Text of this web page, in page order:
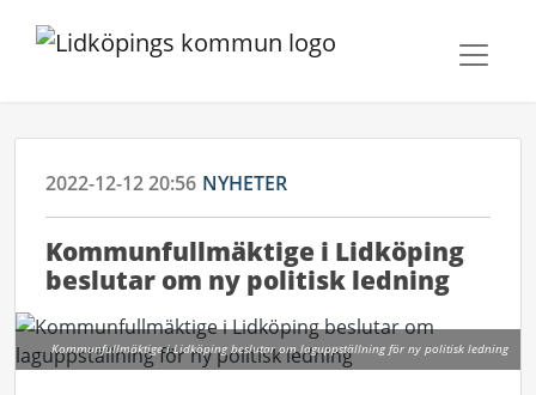
2022-12-12 20:56 NYHETER
Kommunfullmäktige i Lidköping
beslutar om ny politisk ledning
Kommunfullmäktige i Lidköping beslutar om laguppställning för ny politisk ledning